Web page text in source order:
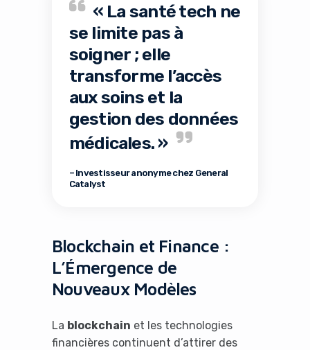
« La santé tech ne
se limite pas à
soigner ; elle
transforme l’accès
aux soins et la
gestion des données
médicales. »
– Investisseur anonyme chez General
Catalyst
Blockchain et Finance :
L’Émergence de
Nouveaux Modèles
La blockchain et les technologies
financières continuent d’attirer des